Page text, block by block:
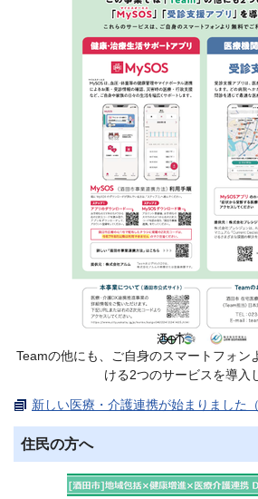
Teamの他にも、ご自身のスマートフォン
ける2つのサービスを導入
新しい医療・介護連携が始まりました
住民の方へ